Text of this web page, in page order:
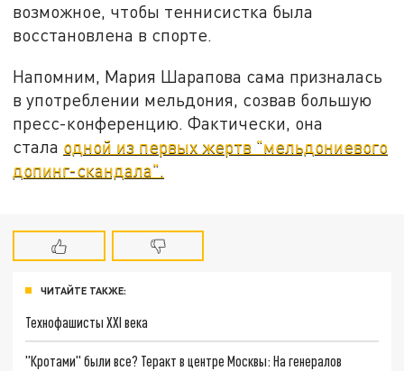
возможное, чтобы теннисистка была
восстановлена в спорте.
Напомним, Мария Шарапова сама призналась
в употреблении мельдония, созвав большую
пресс-конференцию. Фактически, она
стала одной из первых жертв "мельдониевого
допинг-скандала".
ЧИТАЙТЕ ТАКЖЕ:
Технофашисты XXI века
"Кротами" были все? Теракт в центре Москвы: На генералов